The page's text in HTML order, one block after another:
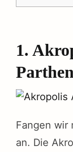
1.
Fangen wir
an. Die